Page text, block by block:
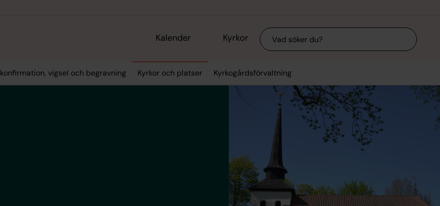
Kalender Kyrkor Sök
vigsel och begravning Kyrkor och platser Kyrkogårdsförvaltning